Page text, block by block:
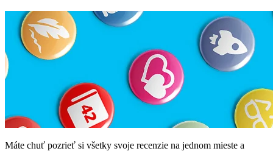
Máte chuť pozrieť si všetky svoje recenzie na jednom mieste a